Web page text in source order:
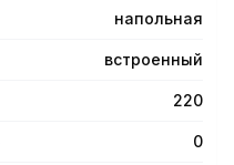
напольная
встроенный
220
0